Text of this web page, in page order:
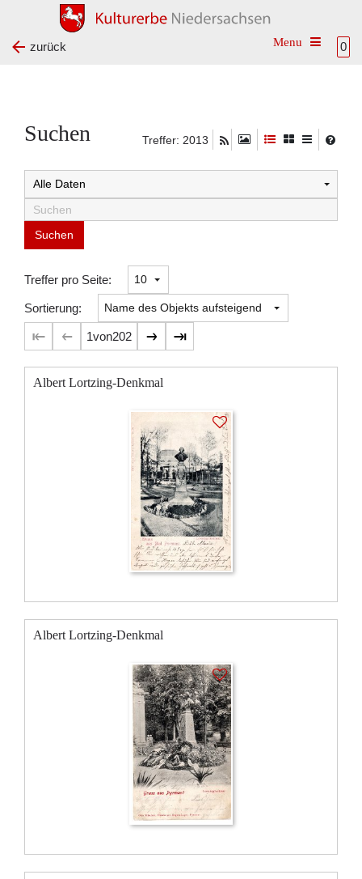
0
Toggle
zurück
Suchen Treffer: 2013
Suchtreffer:
Treffer pro Seite:
Sortierung:
1von202
Albert Lortzing-Denkmal
Albert Lortzing-Denkmal